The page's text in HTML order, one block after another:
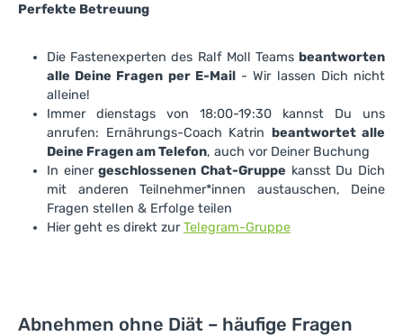
Perfekte Betreuung
Die Fastenexperten des Ralf Moll Teams beantworten
alle Deine Fragen per E-Mail- Wir lassen Dich nicht
alleine!
Immer dienstags von 18:00-19:30 kannst Du uns
anrufen: Ernährungs-Coach Katrin beantwortet alle
Deine Fragen am Telefon, auch vor Deiner Buchung
In einergeschlossenen Chat-Gruppe kansst Du Dich
mit anderen Teilnehmer*innen austauschen, Deine
Fragen stellen & Erfolge teilen
Hier geht es direkt zurTelegram-Gruppe
Abnehmen ohne Diät – häufige Fragen